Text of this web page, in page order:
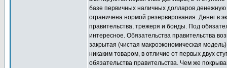
базе первичных наличных долларов
ограничена нормой резервирования. Денег в
правительства, трежеря и бонды. Под
интересное. Обязательства правительства
закрытая (чистая макроэкономическая
никаким товаром, в отличие от первых двух
обязательства правительства. Чем же